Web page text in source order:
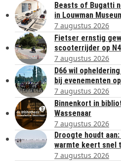
Beasts of Bugatti
in Louwman
7 augustus 2026
Fietser ernstig
scooterrijder op
7 augustus 2026
D66 wil
bij evenementen
7 augustus 2026
Binnenkort in
Wassenaar
7 augustus 2026
Droogte houdt
warmte keert snel
7 augustus 2026